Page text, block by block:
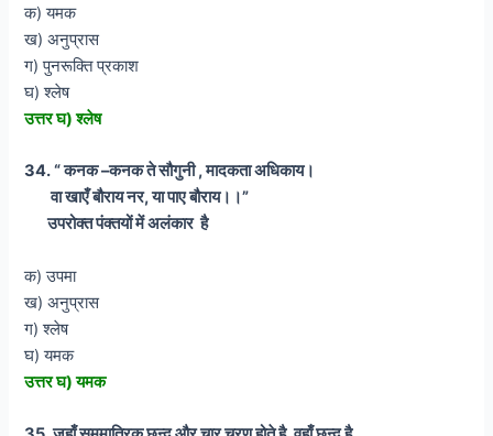
क) यमक
ख) अनुप्रास
ग) पुनरूक्ति प्रकाश
घ) श्लेष
उत्तर घ) श्लेष
34. “ कनक –कनक ते सौगुनी , मादकता अधिकाय।
वा खाएँ बौराय नर, या पाए बौराय।।”
उपरोक्त पंक्तयों में अलंकार है
क) उपमा
ख) अनुप्रास
ग) श्लेष
घ) यमक
उत्तर घ) यमक